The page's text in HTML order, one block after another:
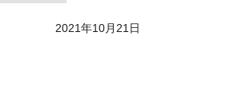
2021年10月21日